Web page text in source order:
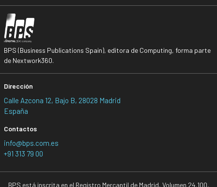
BPS (Business Publications Spain), editora de Computing, forma parte
de Nextwork360.
Dirección
Calle Azcona 12, Bajo B, 28028 Madrid
España
Contactos
info@bps.com.es
+91 313 79 00
BPS está inscrita en el Registro Mercantil de Madrid, Volumen 24.100,